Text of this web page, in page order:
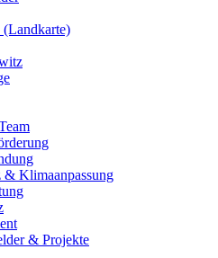
(Landkarte)
& Klimaanpassung
& Projekte